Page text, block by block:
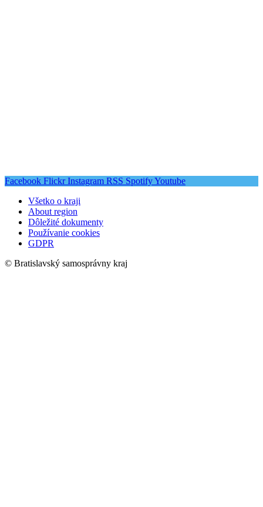
Facebook Flickr Instagram RSS SpotifyYoutube
Všetko o kraji
About region
Dôležité dokumenty
Používanie cookies
GDPR
© Bratislavský samosprávny kraj